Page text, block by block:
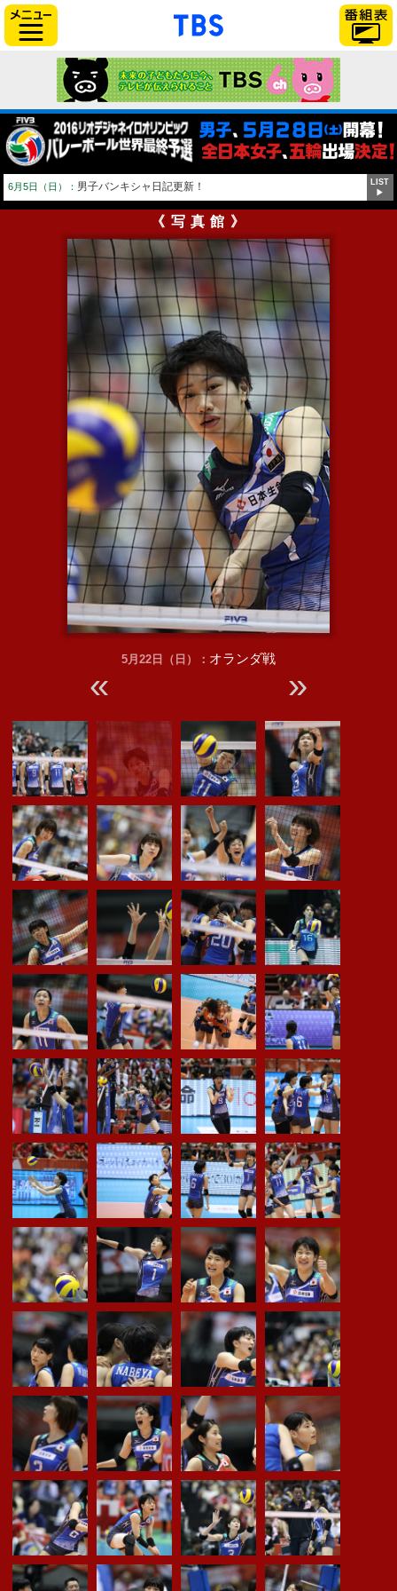
「TBSテレビ」トップページ
6月5日（日）： 男子バンキシャ日記更新！
LIST
▶
《写真館》
5月22日（日）： オランダ戦
« »